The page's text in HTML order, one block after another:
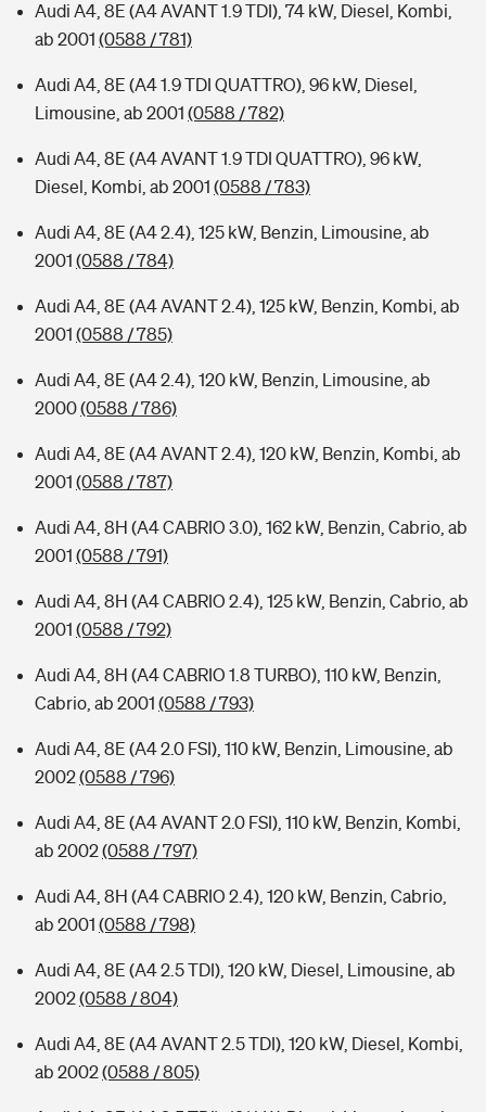
Audi A4, 8E (A4 AVANT 1.9 TDI), 74 kW, Diesel, Kombi,
ab 2001 (0588 / 781)
Audi A4, 8E (A4 1.9 TDI QUATTRO), 96 kW, Diesel,
Limousine, ab 2001 (0588 / 782)
Audi A4, 8E (A4 AVANT 1.9 TDI QUATTRO), 96 kW,
Diesel, Kombi, ab 2001 (0588 / 783)
Audi A4, 8E (A4 2.4), 125 kW, Benzin, Limousine, ab
2001 (0588 / 784)
Audi A4, 8E (A4 AVANT 2.4), 125 kW, Benzin, Kombi, ab
2001 (0588 / 785)
Audi A4, 8E (A4 2.4), 120 kW, Benzin, Limousine, ab
2000(0588 / 786)
Audi A4, 8E (A4 AVANT 2.4), 120 kW, Benzin, Kombi, ab
2001 (0588 / 787)
Audi A4, 8H (A4 CABRIO 3.0), 162 kW, Benzin, Cabrio, ab
2001 (0588 / 791)
Audi A4, 8H (A4 CABRIO 2.4), 125 kW, Benzin, Cabrio, ab
2001 (0588 / 792)
Audi A4, 8H (A4 CABRIO 1.8 TURBO), 110 kW, Benzin,
Cabrio, ab 2001 (0588 / 793)
Audi A4, 8E (A4 2.0 FSI), 110 kW, Benzin, Limousine, ab
2002(0588 / 796)
Audi A4, 8E (A4 AVANT 2.0 FSI), 110 kW, Benzin, Kombi,
ab 2002(0588 / 797)
Audi A4, 8H (A4 CABRIO 2.4), 120 kW, Benzin, Cabrio,
ab 2001 (0588 / 798)
Audi A4, 8E (A4 2.5 TDI), 120 kW, Diesel, Limousine, ab
2002(0588 / 804)
Audi A4, 8E (A4 AVANT 2.5 TDI), 120 kW, Diesel, Kombi,
ab 2002(0588 / 805)